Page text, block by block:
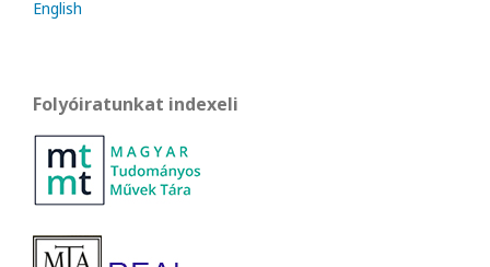
English
Folyóiratunkat indexeli